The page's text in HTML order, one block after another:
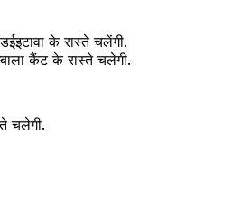
के रास्ते चलेंगी.
कैंट के रास्ते चलेगी.
चलेगी.